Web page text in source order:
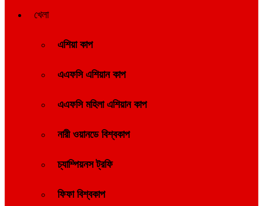
খেলা
এশিয়া কাপ
এএফসি এশিয়ান কাপ
এএফসি মহিলা এশিয়ান কাপ
নারী ওয়ানডে বিশ্বকাপ
চ্যাম্পিয়নস ট্রফি
ফিফা বিশ্বকাপ